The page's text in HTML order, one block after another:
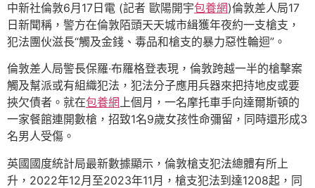
中新社倫敦6月17日電 (記者 歐陽開宇包養網)倫敦差人局17
日新聞稱，警方在倫敦陌頭天天城市緝獲年夜約一支槍支，
犯法團伙滋長“觸及金錢、毒品和槍支的暴力惡性輪迴”。
倫敦差人局警長保羅·布羅格登表現，倫敦跨越一半的槍擊案
觸及幫派或有組織犯法，犯法分子應用兵器來把持地皮或要
挾欠債者。就在包養網上個月，一名摩托車手向達爾斯頓的
一家餐館連開數槍，招致1名9歲女孩性命彌留，同時還形成3
名男人受傷。
英國國度統計局最新數據顯示，倫敦槍支犯法總體有所上
升，2022年12月至2023年11月，槍支犯法到達1208起，同